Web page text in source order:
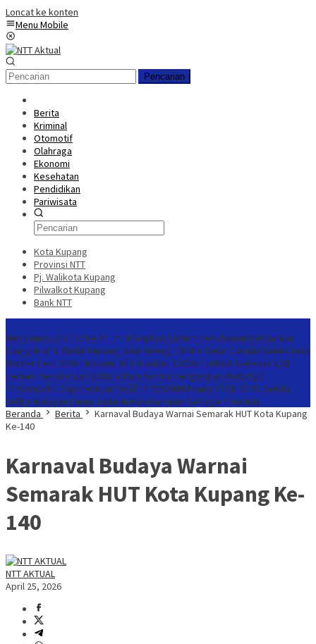
Loncat ke konten
Menu Mobile
Pencarian
Berita
Kriminal
Otomotif
Olahraga
Ekonomi
Kesehatan
Pendidikan
Pariwisata
Kota Kupang
Provinsi NTT
Pj. Walikota Kupang
Pilwalkot Kupang
Bank NTT
Menyambut HUT RI Ke-81, PLN Siapkan Sistem Pertahanan Kelistrikan
Canggih di GI Bolok Kupang Jalin Sinergi, BI NTT Gelar Garuda Sakti Cross
Border Fest 2026 Ekonomi NTT Triwulan II 2026 Tumbuh Sebesar 5,01
Persen Perwira dan Bintara Baru Terima Pengarahan Kasbrigif
21/Komodo, Siap Perkuat Yonif TP 939/MMM Buka SLCN 2026, Sekda
Jeffry: Nelayan Harus Jadikan Keselamatan Sebagai Prioritas
Beranda
Berita
Karnaval Budaya Warnai Semarak HUT Kota Kupang
Ke-140
Karnaval Budaya Warnai
Semarak HUT Kota Kupang Ke-
140
NTT AKTUAL
April 25, 2026